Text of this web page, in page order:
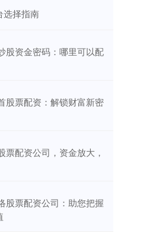
选择指南
股资金密码：哪里可以配
股票配资：解锁财富新密
票配资公司，资金放大，
股票配资公司：助您把握